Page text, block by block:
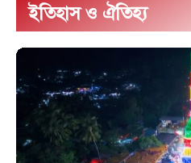
ইতিহাস ও ঐতিহ্য